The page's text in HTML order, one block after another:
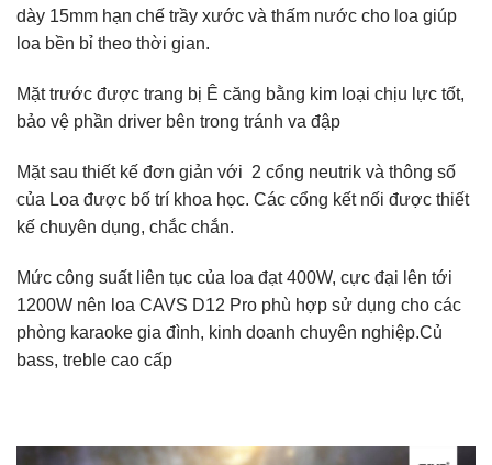
dày 15mm hạn chế trầy xước và thấm nước cho loa giúp
loa bền bỉ theo thời gian.
Mặt trước được trang bị Ê căng bằng kim loại chịu lực tốt,
bảo vệ phần driver bên trong tránh va đập
Mặt sau thiết kế đơn giản với 2 cổng neutrik và thông số
của Loa được bố trí khoa học. Các cổng kết nối được thiết
kế chuyên dụng, chắc chắn.
Mức công suất liên tục của loa đạt 400W, cực đại lên tới
1200W nên loa CAVS D12 Pro phù hợp sử dụng cho các
phòng karaoke gia đình, kinh doanh chuyên nghiệp.Củ
bass, treble cao cấp